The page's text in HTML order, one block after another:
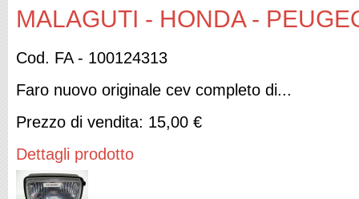
MALAGUTI - HONDA -
Cod. FA - 100124313
Faro nuovo originale cev completo di...
Prezzo di vendita: 15,00 €
Dettagli prodotto